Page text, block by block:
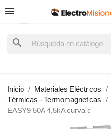
search
Inicio Materiales Eléctricos
Térmicas - Termomagneticas
EASY9 50A 4,5kA curva c